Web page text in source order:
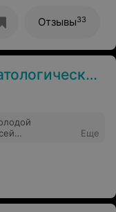
Отзывы33
поликлиника
Еще